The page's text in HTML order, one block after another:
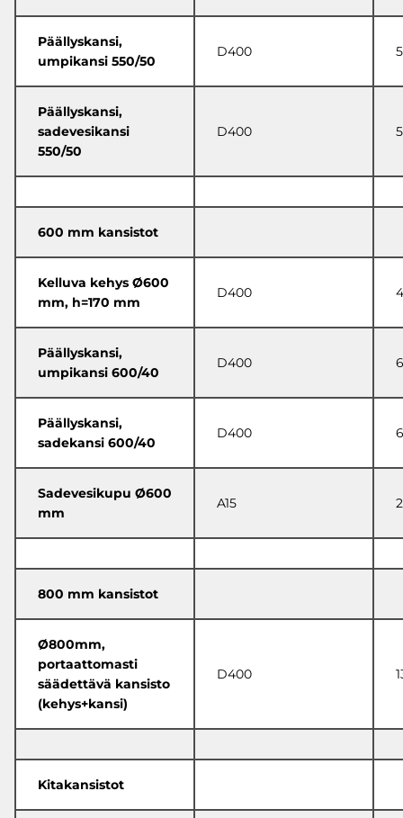
Päällyskansi,
umpikansi 550/50
D400
Päällyskansi,
sadevesikansi
550/50
D400
600 mm kansistot
Kelluva kehys Ø600
mm, h=170 mm
D400
Päällyskansi,
umpikansi 600/40
D400
Päällyskansi,
sadekansi 600/40
D400
Sadevesikupu Ø600
mm
A15
800 mm kansistot
Ø800mm,
portaattomasti
säädettävä kansisto
(kehys+kansi)
D400
Kitakansistot